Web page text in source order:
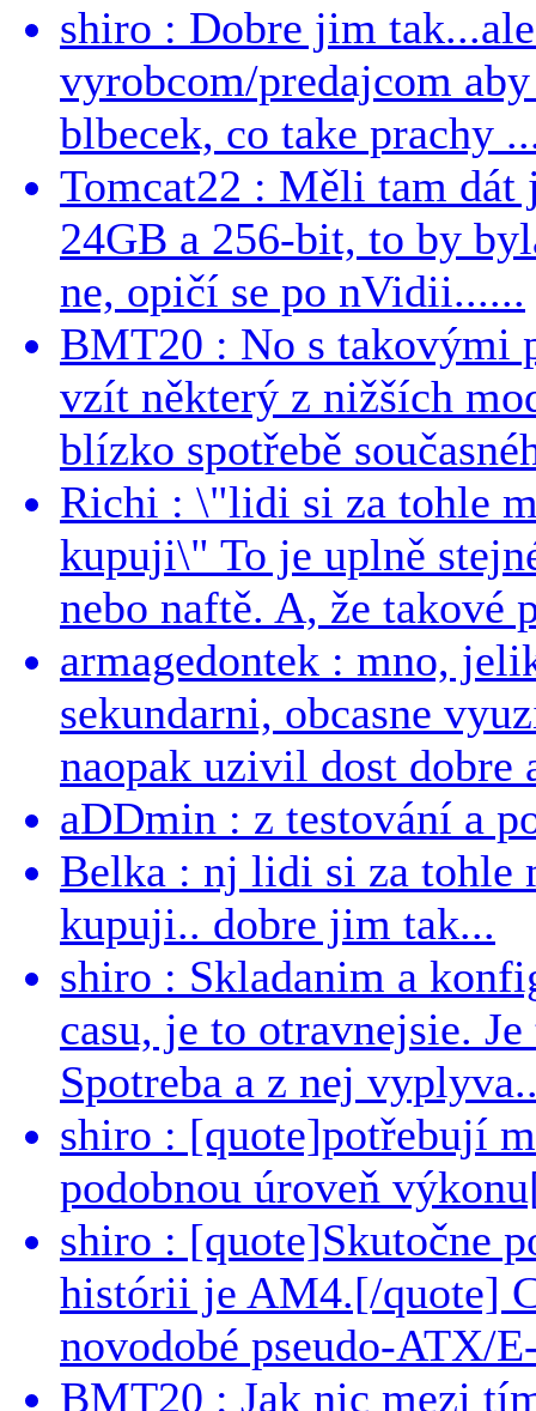
shiro : Dobre jim
vyrobcom/predajcom
blbecek, co take prachy
Tomcat22 : Měli tam dát
24GB a 256-bit, to by
ne, opičí se po nVidii......
BMT20 : No s takovými
vzít některý z nižších
blízko spotřebě
Richi : \"lidi si za tohle
kupuji\" To je uplně
nebo naftě. A, že takové
armagedontek : mno,
sekundarni, obcasne
naopak uzivil dost dobre
aDDmin : z testování a
Belka : nj lidi si za tohle
kupuji.. dobre jim tak...
shiro : Skladanim a
casu, je to otravnejsie.
Spotreba a z nej
shiro : [quote]potřebují
podobnou úroveň
shiro : [quote]Skutočne
histórii je AM4.[/quote]
novodobé pseudo-ATX/
BMT20 : Jak nic mezi